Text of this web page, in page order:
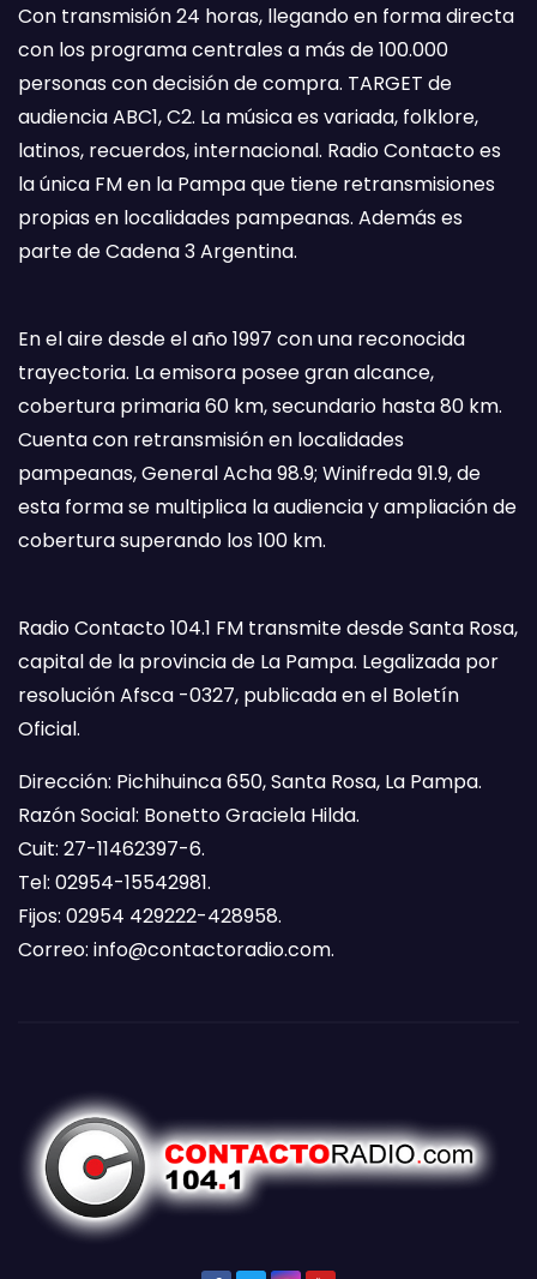
Con transmisión 24 horas, llegando en forma directa
con los programa centrales a más de 100.000
personas con decisión de compra. TARGET de
audiencia ABC1, C2. La música es variada, folklore,
latinos, recuerdos, internacional. Radio Contacto es
la única FM en la Pampa que tiene retransmisiones
propias en localidades pampeanas. Además es
parte de Cadena 3 Argentina.
En el aire desde el año 1997 con una reconocida
trayectoria. La emisora posee gran alcance,
cobertura primaria 60 km, secundario hasta 80 km.
Cuenta con retransmisión en localidades
pampeanas, General Acha 98.9; Winifreda 91.9, de
esta forma se multiplica la audiencia y ampliación de
cobertura superando los 100 km.
Radio Contacto 104.1 FM transmite desde Santa Rosa,
capital de la provincia de La Pampa. Legalizada por
resolución Afsca -0327, publicada en el Boletín
Oficial.
Dirección: Pichihuinca 650, Santa Rosa, La Pampa.
Razón Social: Bonetto Graciela Hilda.
Cuit: 27-11462397-6.
Tel: 02954-15542981.
Fijos: 02954 429222-428958.
Correo: info@contactoradio.com.